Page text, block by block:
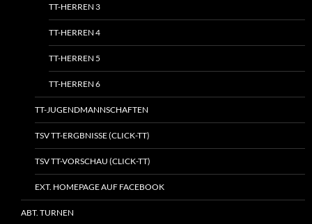
TT-HERREN 3
TT-HERREN 4
TT-HERREN 5
TT-HERREN 6
TT-JUGENDMANNSCHAFTEN
TSV TT-ERGBNISSE (CLICK-TT)
TSV TT-VORSCHAU (CLICK-TT)
EXT. HOMEPAGE AUF FACEBOOK
ABT. TURNEN